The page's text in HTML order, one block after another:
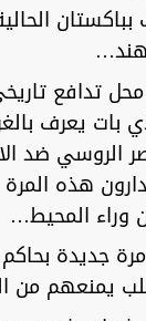
تدافع
بات يعرف
الروسي ضد
هذه
وراء المحيط…
جديدة
يمنعهم من